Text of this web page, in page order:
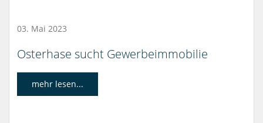
03. Mai 2023
Osterhase sucht Gewerbeimmobilie
mehr lesen...